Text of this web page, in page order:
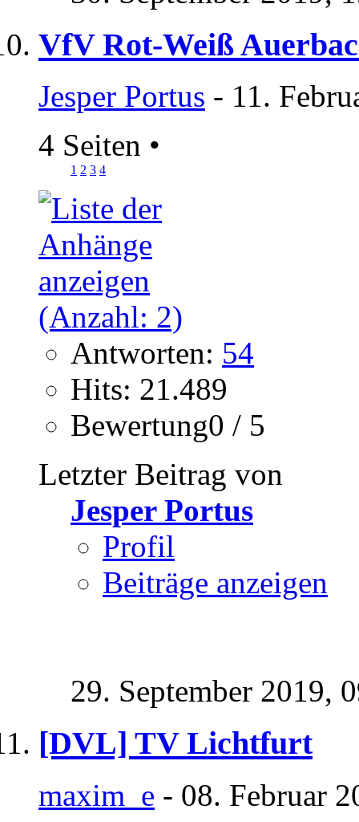
VfV Rot-Weiß
Jesper Portus - 11.
4 Seiten •
1 2 3 4
Antworten: 54
Hits: 21.489
Bewertung0 / 5
Letzter Beitrag von
Jesper Portus
Profil
Beiträge anzeigen
29. September 2019,
[DVL] TV Lichtfurt
maxim_e - 08. Februar